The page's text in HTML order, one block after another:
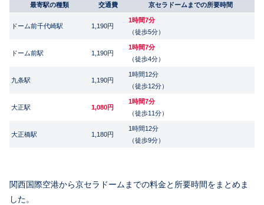
最寄駅の種類 交通費 京セラドームまでの所要時間
ドーム前千代崎駅 1,190円
1時間7分
（徒歩5分）
ドーム前駅 1,190円
1時間7分
（徒歩4分）
九条駅 1,190円
1時間12分
（徒歩12分）
大正駅 1,080円
1時間7分
（徒歩11分）
大正橋駅 1,180円
1時間12分
（徒歩9分）
関西国際空港から京セラドームまでの料金と所要時間をまとめま
した。